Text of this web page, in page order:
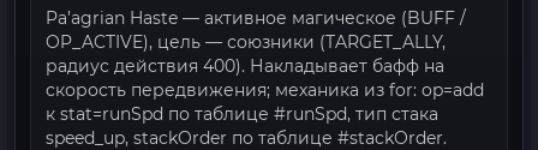
Pa’agrian Haste — активное магическое (BUFF /
OP_ACTIVE), цель — союзники (TARGET_ALLY,
радиус действия 400). Накладывает бафф на
скорость передвижения; механика из for: op=add
к stat=runSpd по таблице #runSpd, тип стака
speed_up, stackOrder по таблице #stackOrder.